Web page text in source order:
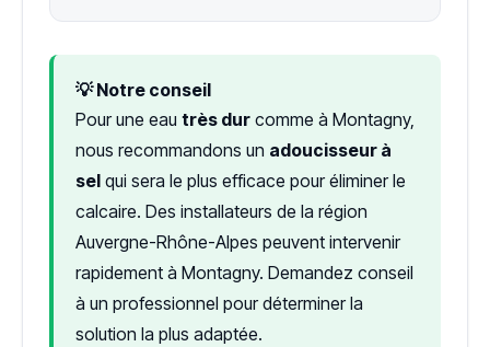
💡 Notre conseil
Pour une eau très dur comme à Montagny,
nous recommandons un adoucisseur à
sel qui sera le plus efficace pour éliminer le
calcaire. Des installateurs de la région
Auvergne-Rhône-Alpes peuvent intervenir
rapidement à Montagny. Demandez conseil
à un professionnel pour déterminer la
solution la plus adaptée.